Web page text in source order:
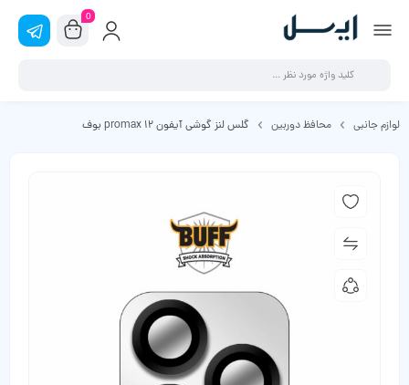
0
لوازم جانبی محافظ دوربین گلس لنز گوشی آیفون 12 promax بوف